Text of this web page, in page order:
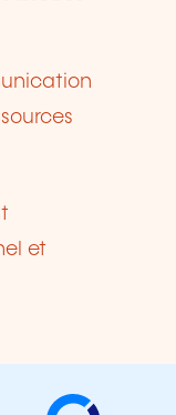
et